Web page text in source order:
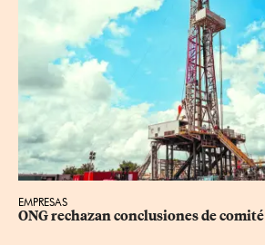
EMPRESAS
ONG rechazan conclusiones de comité